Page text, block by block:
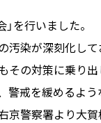
を行いました。
染が深刻化し
の対策に乗り出
戒を緩めるよ
京警察署より大